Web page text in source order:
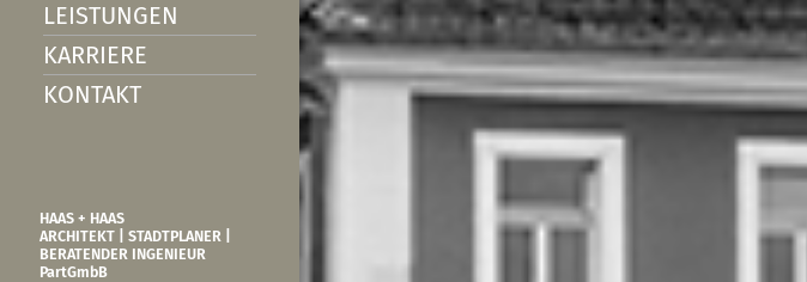
LEISTUNGEN
KARRIERE
KONTAKT
HAAS + HAAS
ARCHITEKT | STADTPLANER |
BERATENDER INGENIEUR
PartGmbB